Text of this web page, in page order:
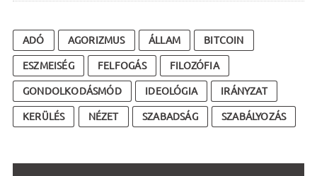
ADÓ AGORIZMUS ÁLLAM BITCOIN
ESZMEISÉG FELFOGÁS FILOZÓFIA
GONDOLKODÁSMÓD IDEOLÓGIA IRÁNYZAT
KERÜLÉS NÉZET SZABADSÁG SZABÁLYOZÁS